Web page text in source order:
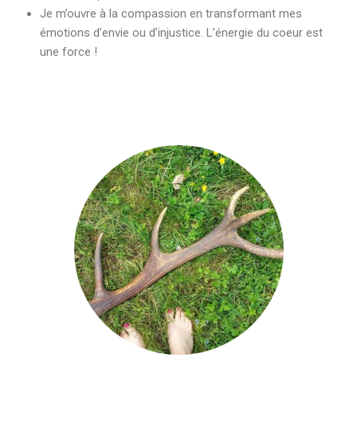
Je m’ouvre à la compassion en transformant mes
émotions d’envie ou d’injustice. L’énergie du coeur est
une force !